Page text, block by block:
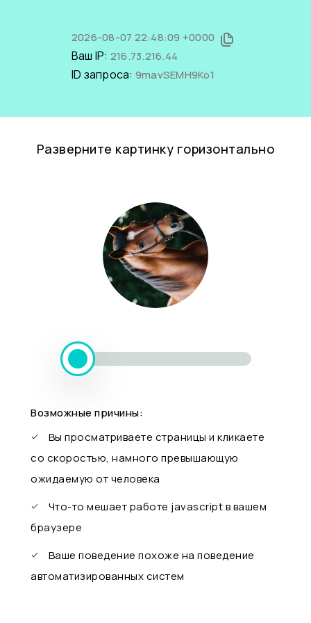
2026-08-07 22:48:09 +0000
Ваш IP: 216.73.216.44
ID запроса: 9mavSEMH9Ko1
Разверните картинку горизонтально
Возможные причины:
Вы просматриваете страницы и кликаете
со скоростью, намного превышающую
ожидаемую от человека
Что-то мешает работе javascript в вашем
браузере
Ваше поведение похоже на поведение
автоматизированных систем